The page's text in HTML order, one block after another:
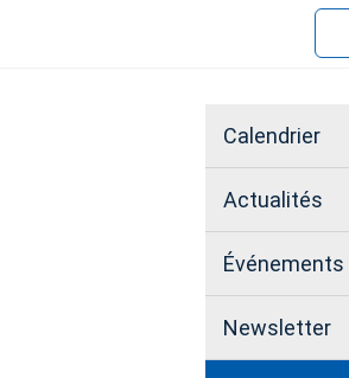
Calendrier
Actualités
Événements
Newsletter